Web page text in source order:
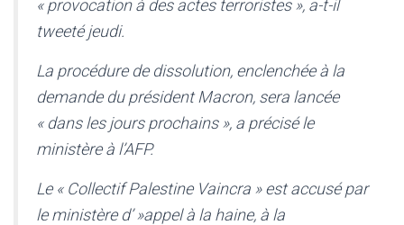
« provocation à des actes terroristes », a-t-il
tweeté jeudi.
La procédure de dissolution, enclenchée à la
demande du président Macron, sera lancée
« dans les jours prochains », a précisé le
ministère à l’AFP.
Le « Collectif Palestine Vaincra » est accusé par
le ministère d’ »appel à la haine, à la